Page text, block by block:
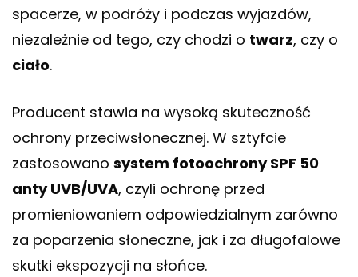
spacerze, w podróży i podczas wyjazdów,
niezależnie od tego, czy chodzi o twarz, czy o
ciało.
Producent stawia na wysoką skuteczność
ochrony przeciwsłonecznej. W sztyfcie
zastosowano system fotoochrony SPF 50
anty UVB/UVA, czyli ochronę przed
promieniowaniem odpowiedzialnym zarówno
za poparzenia słoneczne, jak i za długofalowe
skutki ekspozycji na słońce.